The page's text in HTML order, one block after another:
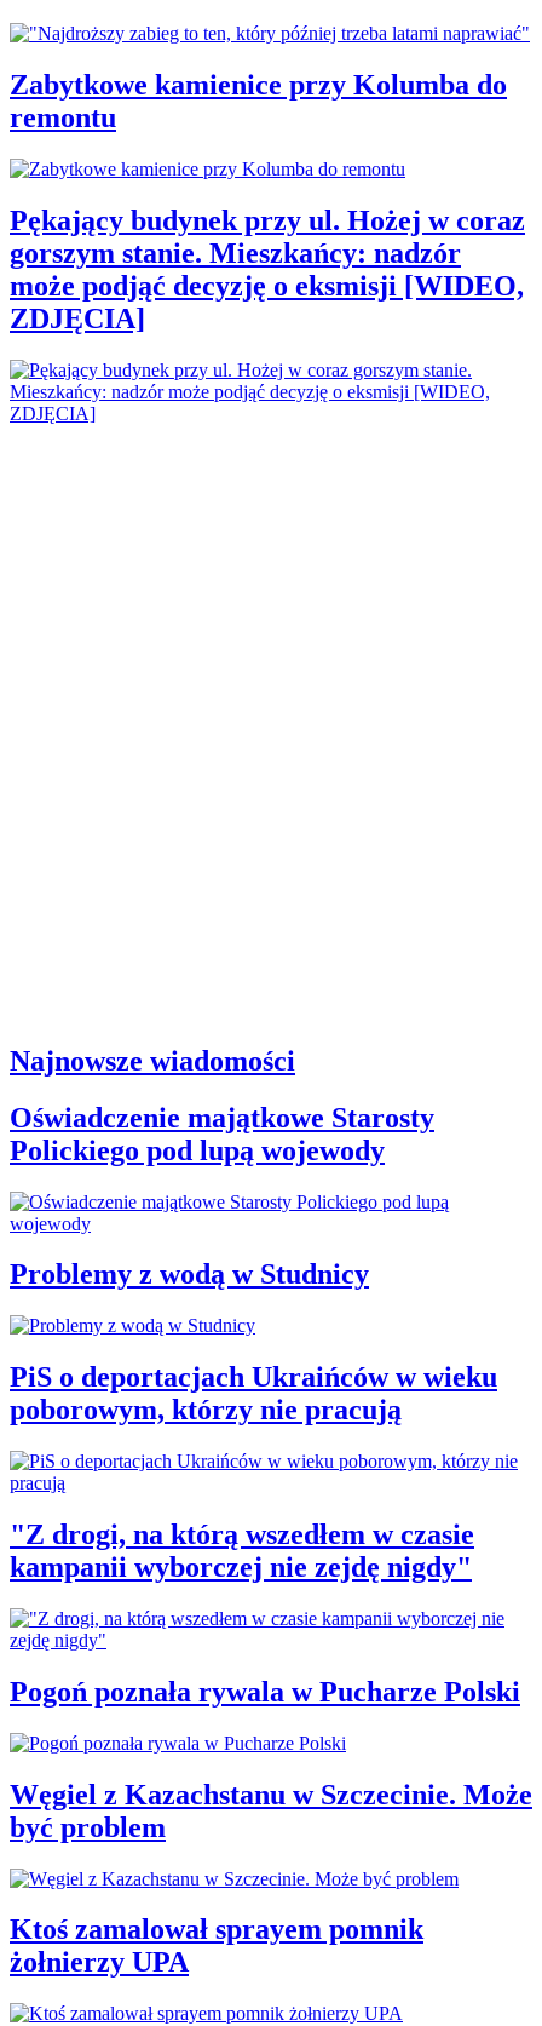
Zabytkowe kamienice przy Kolumba do
remontu
Pękający budynek przy ul. Hożej w coraz
gorszym stanie. Mieszkańcy: nadzór
może podjąć decyzję o eksmisji [WIDEO,
ZDJĘCIA]
Najnowsze wiadomości
Oświadczenie majątkowe Starosty
Polickiego pod lupą wojewody
Problemy z wodą w Studnicy
PiS o deportacjach Ukraińców w wieku
poborowym, którzy nie pracują
"Z drogi, na którą wszedłem w czasie
kampanii wyborczej nie zejdę nigdy"
Pogoń poznała rywala w Pucharze Polski
Węgiel z Kazachstanu w Szczecinie. Może
być problem
Ktoś zamalował sprayem pomnik
żołnierzy UPA